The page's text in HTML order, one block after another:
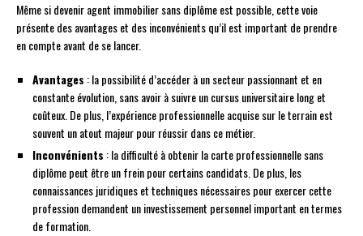
Même si devenir agent immobilier sans diplôme est possible, cette voie
présente des avantages et des inconvénients qu’il est important de prendre
en compte avant de se lancer.
Avantages : la possibilité d’accéder à un secteur passionnant et en
constante évolution, sans avoir à suivre un cursus universitaire long et
coûteux. De plus, l’expérience professionnelle acquise sur le terrain est
souvent un atout majeur pour réussir dans ce métier.
Inconvénients : la difficulté à obtenir la carte professionnelle sans
diplôme peut être un frein pour certains candidats. De plus, les
connaissances juridiques et techniques nécessaires pour exercer cette
profession demandent un investissement personnel important en termes
de formation.